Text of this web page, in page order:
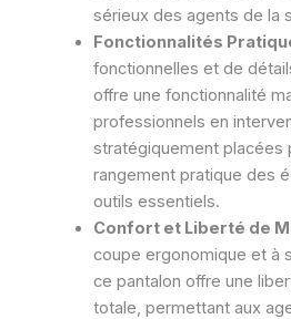
sérieux des agents de la
Fonctionnalités
fonctionnelles et de
offre une fonctionnalité
professionnels en
stratégiquement placées
rangement pratique des
outils essentiels.
Confort et Liberté de
coupe ergonomique et à
ce pantalon offre une
totale, permettant aux